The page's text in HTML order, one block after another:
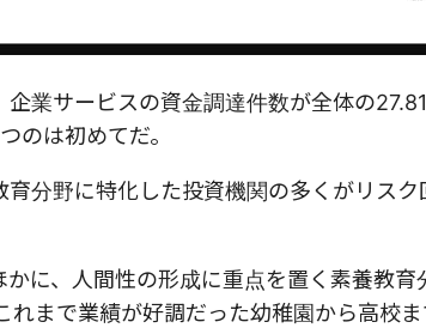
業サービスの資金調達件数が全体の
のは初めてだ。
分野に特化した投資機関の多くがリス
に、人間性の形成に重点を置く素養教
まで業績が好調だった幼稚園から高校